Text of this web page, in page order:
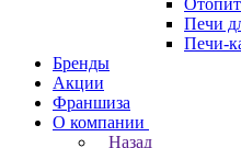
Печи
Печи-
Бренды
Акции
Франшиза
О компании
Назад